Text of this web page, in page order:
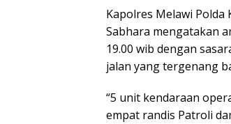
Kapolres Melawi Polda
Sabhara mengatakan
19.00 wib dengan
jalan yang tergenang
“5 unit kendaraan
empat randis Patroli